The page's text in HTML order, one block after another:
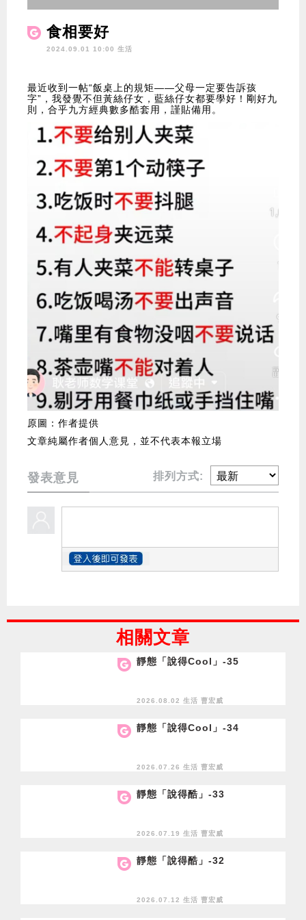
食相要好
2024.09.01 10:00 生活
最近收到一帖“飯桌上的規矩——父母一定要告訴孩
字”，我發覺不但黃絲仔女，藍絲仔女都要學好！剛好九
則，合乎九方經典數多酷套用，謹貼備用。
原圖：作者提供
文章純屬作者個人意見，並不代表本報立場
發表意見 排列方式:
相關文章
靜態「說得Cool」-35
2026.08.02 生活 曹宏威
靜態「說得Cool」-34
2026.07.26 生活 曹宏威
靜態「說得酷」-33
2026.07.19 生活 曹宏威
靜態「說得酷」-32
2026.07.12 生活 曹宏威